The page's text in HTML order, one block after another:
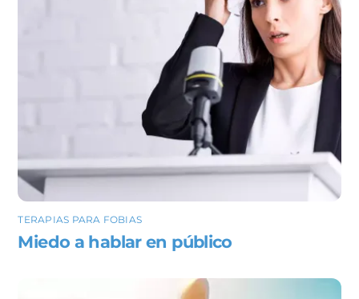
TERAPIAS PARA FOBIAS
Miedo a hablar en público